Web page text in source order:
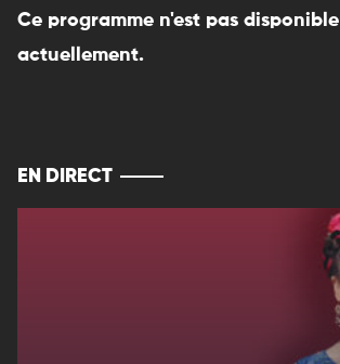
Ce programme n'est pas disponible
actuellement.
EN DIRECT